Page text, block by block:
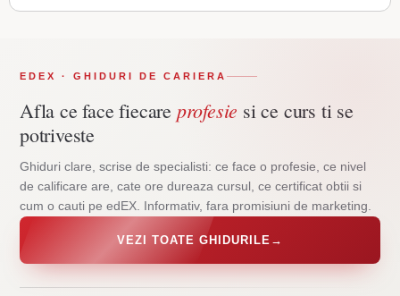
EDEX · GHIDURI DE CARIERA
Afla ce face fiecare profesie si ce curs ti se
potriveste
Ghiduri clare, scrise de specialisti: ce face o profesie, ce nivel
de calificare are, cate ore dureaza cursul, ce certificat obtii si
cum o cauti pe edEX. Informativ, fara promisiuni de marketing.
VEZI TOATE GHIDURILE →